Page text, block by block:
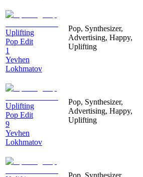
Uplifting
Pop Edit
1
Yevhen
Lokhmatov
Pop, Synthesizer,
Advertising, Happy,
Uplifting
Uplifting
Pop Edit
9
Yevhen
Lokhmatov
Pop, Synthesizer,
Advertising, Happy,
Uplifting
Pop, Synthesizer,